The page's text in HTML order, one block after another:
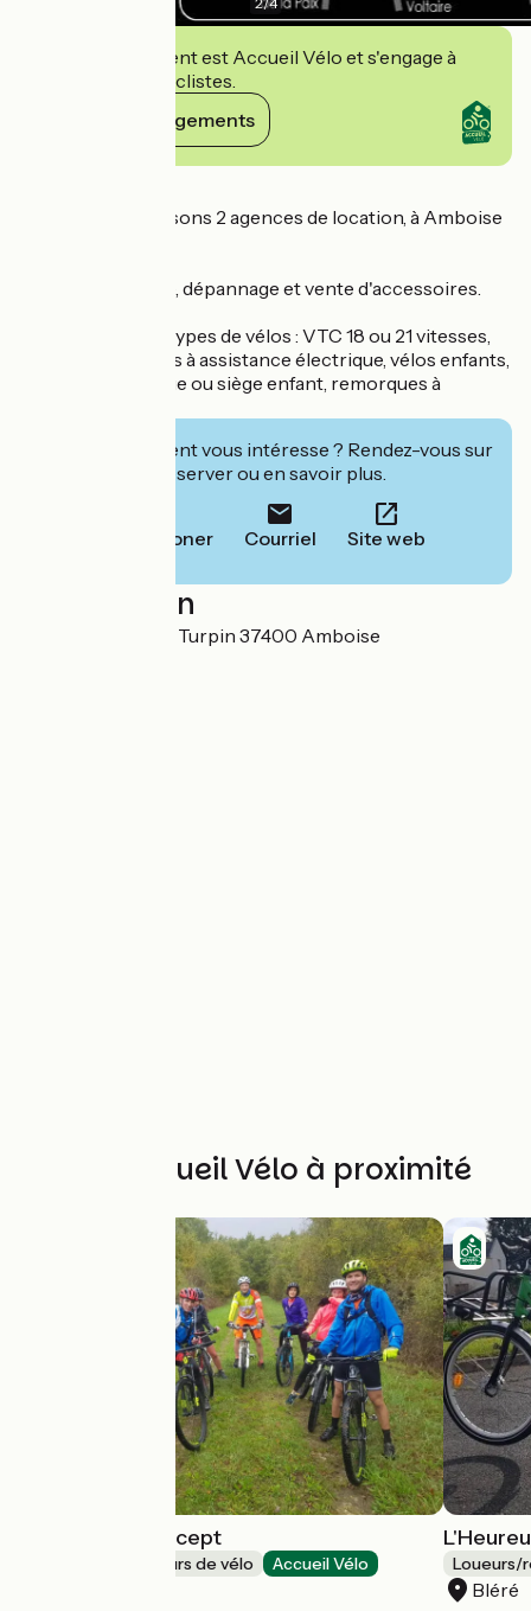
Cet établissement est Accueil Vélo et s'engage à
accueillir des cyclistes.
Voir ses engagements
Nous vous proposons 2 agences de location, à Amboise
Réparation rapide, dépannage et vente d'accessoires.
Location de tous types de vélos : VTC 18 ou 21 vitesses,
VTT, tandem, vélos à assistance électrique, vélos enfants,
suiveurs, remorque ou siège enfant, remorques à
Cet établissement vous intéresse ? Rendez-vous sur
leur site pour réserver ou en savoir plus.
Téléphoner Courriel Site web
Localisation
7 allée du Sergent Turpin 37400 Amboise
Autres Accueil Vélo à proximité
Cultu'Raids Concept
Loueurs/réparateurs de vélo Accueil Vélo Loueurs/
Bléré